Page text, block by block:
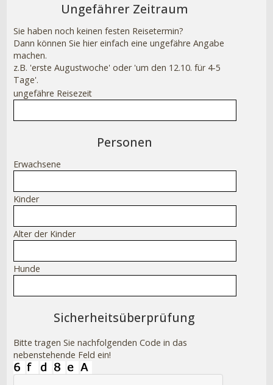
Ungefährer Zeitraum
Sie haben noch keinen festen Reisetermin?
Dann können Sie hier einfach eine ungefähre Angabe
machen.
z.B. 'erste Augustwoche' oder 'um den 12.10. für 4-5
Tage'.
ungefähre Reisezeit
Personen
Erwachsene
Kinder
Alter der Kinder
Hunde
Sicherheitsüberprüfung
Bitte tragen Sie nachfolgenden Code in das
nebenstehende Feld ein!